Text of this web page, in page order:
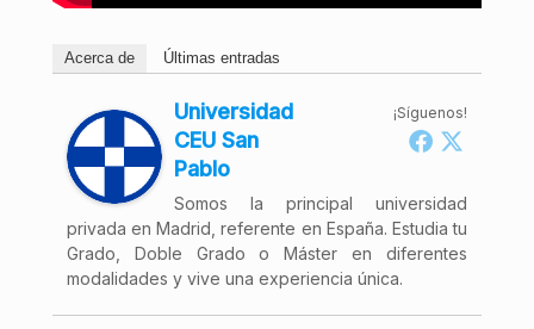
Acerca de Últimas entradas
¡Síguenos!
Universidad
CEU San
Pablo
Somos la principal universidad
privada en Madrid, referente en España. Estudia tu
Grado, Doble Grado o Máster en diferentes
modalidades y vive una experiencia única.